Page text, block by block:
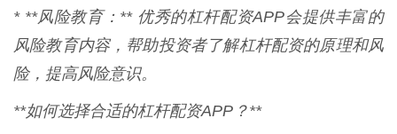
* **风险教育：** 优秀的杠杆配资APP会提供丰富的
风险教育内容，帮助投资者了解杠杆配资的原理和风
险，提高风险意识。
**如何选择合适的杠杆配资APP？**